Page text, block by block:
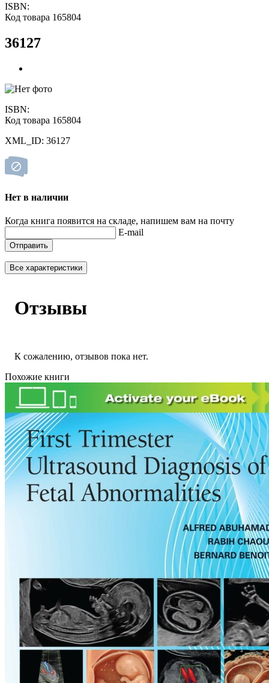
ISBN:
Код товара 165804
36127
ISBN:
Код товара 165804
XML_ID: 36127
Нет в наличии
Когда книга появится на складе, напишем вам на почту
E-mail
Отправить
Все характеристики
Отзывы
К сожалению, отзывов пока нет.
Похожие книги